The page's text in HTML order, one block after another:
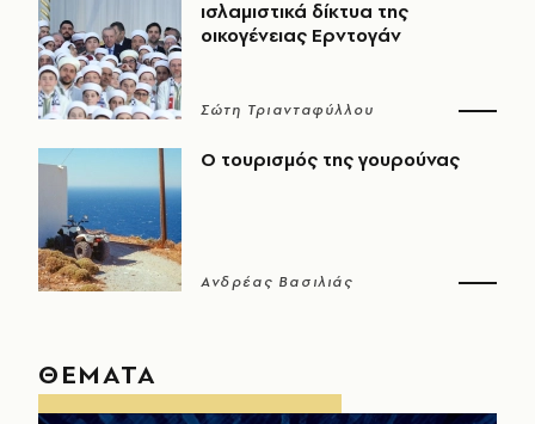
ισλαμιστικά δίκτυα της
οικογένειας Ερντογάν
Σώτη Τριανταφύλλου
Ο τουρισμός της γουρούνας
Ανδρέας Βασιλιάς
ΘΕΜΑΤΑ